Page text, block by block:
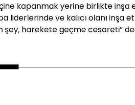
kapanmak yerine birlikte inşa
liderlerinde ve kalıcı olanı inşa
şey, harekete geçme cesareti”